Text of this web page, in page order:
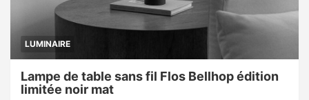
LUMINAIRE
Lampe de table sans fil Flos Bellhop édition
limitée noir mat